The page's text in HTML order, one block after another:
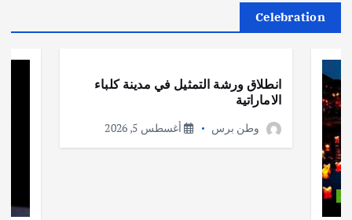
Celebration
انطلاق ورشة التمثيل في مدينة كلباء
الاماراتية
وطن برس أغسطس 5, 2026